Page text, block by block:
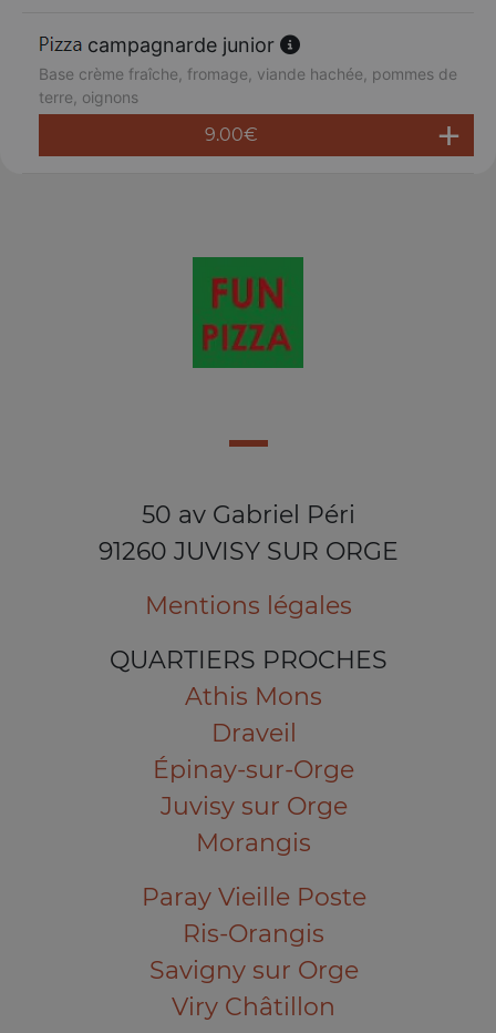
campagnarde junior
Base crème fraîche, fromage, viande hachée, pommes de
terre, oignons
9.00€
50 av Gabriel Péri
91260 JUVISY SUR ORGE
Mentions légales
QUARTIERS PROCHES
Athis Mons
Draveil
Épinay-sur-Orge
Juvisy sur Orge
Morangis
Paray Vieille Poste
Ris-Orangis
Savigny sur Orge
Viry Châtillon